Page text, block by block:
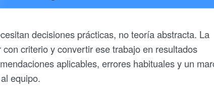
decisiones prácticas, no teoría abstracta. La
criterio y convertir ese trabajo en resultados
aplicables, errores habituales y un
equipo.